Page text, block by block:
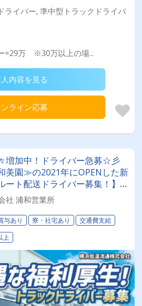
ライバー, 準中型トラックドライバ
=29万 ※30万以上の場...
内容を見る
ライン応募
増加中！ドライバー急募☆彡
園≫の2021年にOPENした新
ート配送ドライバー募集！】昇
福利厚生充実！
社 浦和営業所
与あり 寮・社宅あり
交通費支給
上